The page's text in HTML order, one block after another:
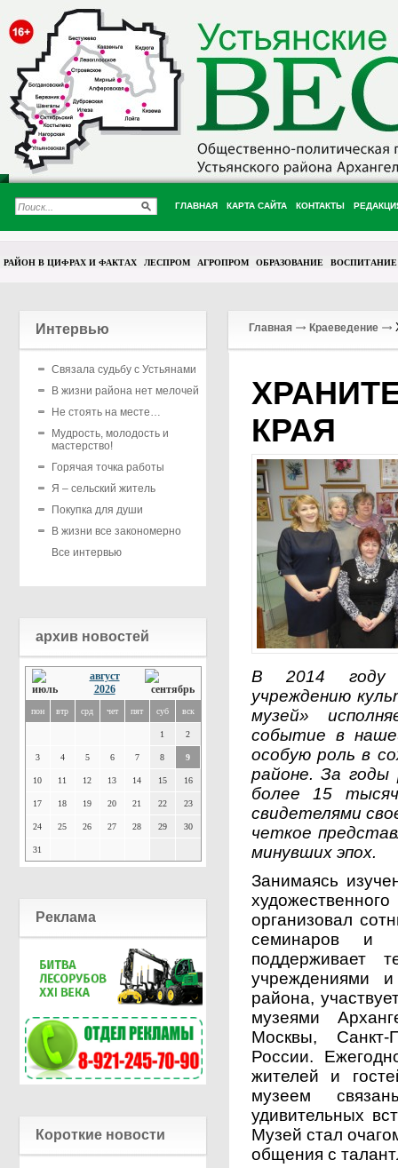
ГЛАВНАЯ КАРТА САЙТА КОНТАКТЫ
РАЙОН В ЦИФРАХ И ФАКТАХ ЛЕСПРОМ АГРОПРОМ ОБРАЗОВАНИЕ ВОСПИТАНИЕ
Интервью
Связала судьбу с Устьянами
В жизни района нет мелочей
Не стоять на месте…
Мудрость, молодость и
мастерство!
Горячая точка работы
Я – сельский житель
Покупка для души
В жизни все закономерно
Все интервью
архив новостей
август
2026
пон втр срд чет пят суб вск
1 2
3 4 5 6 7 8 9
10 11 12 13 14 15 16
17 18 19 20 21 22 23
24 25 26 27 28 29 30
31
Реклама
Короткие новости
Главная Краеведение
КРАЯ
В 2014 году
учреждению
музей»
событие в
особую роль в
районе. За
более 15
свидетелями
четкое
минувших эпох.
Занимаясь
организовал
семинаров и
поддерживает
учреждениями
района,
музеями
Москвы, Санкт-
России.
жителей и
музеем
удивительных
Музей стал
общения с